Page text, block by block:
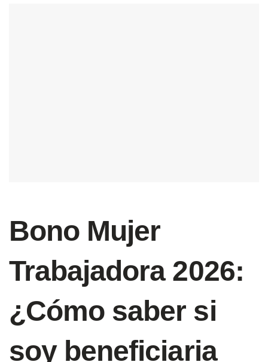
Bono Mujer
Trabajadora 2026:
¿Cómo saber si
soy beneficiaria